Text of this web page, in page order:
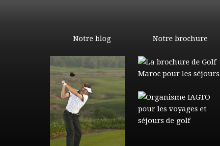
Notre blog Notre brochure